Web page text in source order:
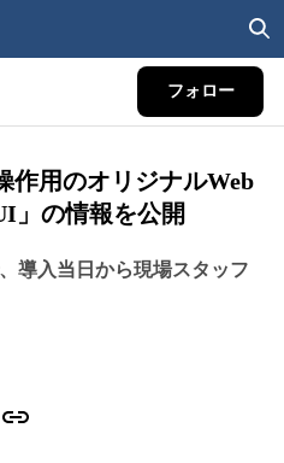
フォロー
用のオリジナルWeb
」の情報を公開
導入当日から現場スタッフ